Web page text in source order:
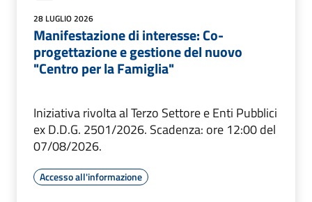
28 LUGLIO 2026
Manifestazione di interesse: Co-
progettazione e gestione del nuovo
"Centro per la Famiglia"
Iniziativa rivolta al Terzo Settore e Enti Pubblici
ex D.D.G. 2501/2026. Scadenza: ore 12:00 del
07/08/2026.
Accesso all'informazione